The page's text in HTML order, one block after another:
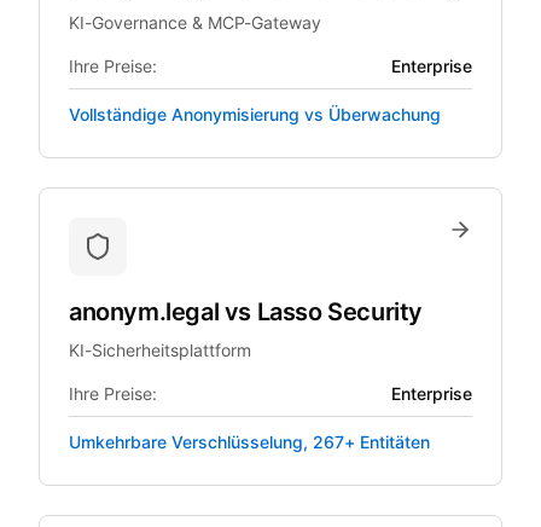
KI-Governance & MCP-Gateway
Ihre Preise: Enterprise
Vollständige Anonymisierung vs Überwachung
anonym.legal vs Lasso Security
KI-Sicherheitsplattform
Ihre Preise: Enterprise
Umkehrbare Verschlüsselung, 267+ Entitäten